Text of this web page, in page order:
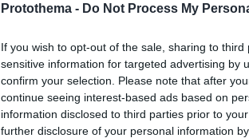
Protothema - Do Not Process My
If you wish to opt-out of the sale, sharing to
sensitive information for targeted advertising by
confirm your selection. Please note that after
continue seeing interest-based ads based on
information disclosed to third parties prior to
further disclosure of your personal information